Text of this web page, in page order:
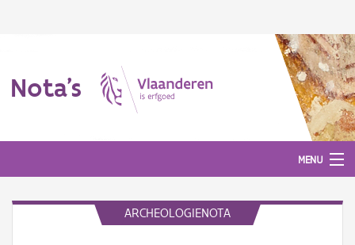
Nota's
MENU
ARCHEOLOGIENOTA